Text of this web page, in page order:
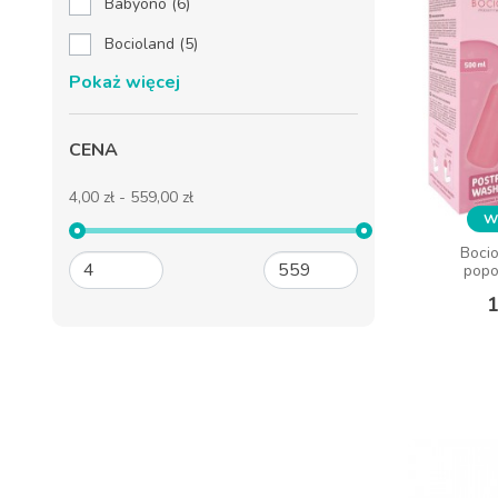
Bocioland (5)
Pokaż więcej
CENA
4,00 zł - 559,00 zł